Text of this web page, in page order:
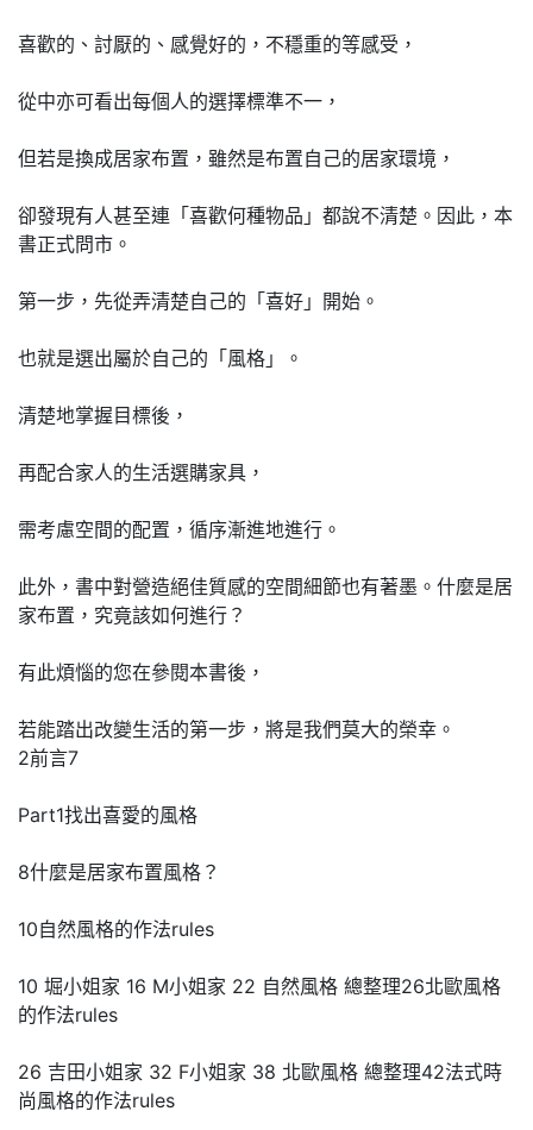
喜歡的、討厭的、感覺好的，不穩重的等感受，
從中亦可看出每個人的選擇標準不一，
但若是換成居家布置，雖然是布置自己的居家環境，
卻發現有人甚至連「喜歡何種物品」都說不清楚。因此，本
書正式問市。
第一步，先從弄清楚自己的「喜好」開始。
也就是選出屬於自己的「風格」。
清楚地掌握目標後，
再配合家人的生活選購家具，
需考慮空間的配置，循序漸進地進行。
此外，書中對營造絕佳質感的空間細節也有著墨。什麼是居
家布置，究竟該如何進行？
有此煩惱的您在參閱本書後，
若能踏出改變生活的第一步，將是我們莫大的榮幸。
2前言7
Part1找出喜愛的風格
8什麼是居家布置風格？
10自然風格的作法rules
10 堀小姐家 16 M小姐家 22 自然風格 總整理26北歐風格
的作法rules
26 吉田小姐家 32 F小姐家 38 北歐風格 總整理42法式時
尚風格的作法rules